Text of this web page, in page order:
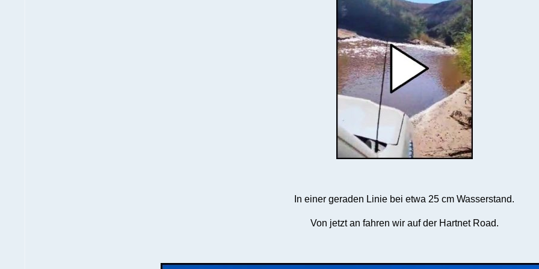
In einer geraden Linie bei etwa 25 cm Wasserstand.
Von jetzt an fahren wir auf der Hartnet Road.